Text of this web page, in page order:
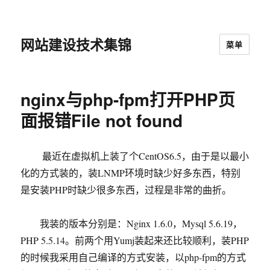
网站建设技术集锦 菜单
nginx与php-fpm打开PHP页
面报错File not found
最近在虚拟机上装了个CentOS6.5，由于是以最小
化的方式装的，装LNMP环境时缺少好多东西，特别
是安装PHP时缺少很多东西，过程是非常的曲折。
我装的版本分别是：Nginx 1.6.0，Mysql 5.6.19，
PHP 5.5.14。前两个用Yumj装起来还比较顺利，装PHP
的时候我采用自己编译的方式安装，以php-fpm的方式